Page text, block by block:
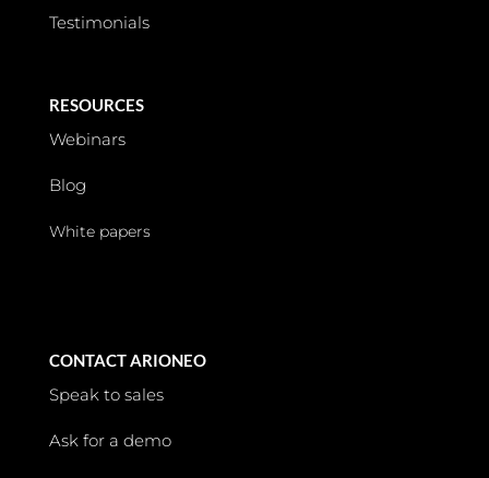
Testimonials
RESOURCES
Webinars
Blog
White papers
CONTACT ARIONEO
Speak to sales
Ask for a demo